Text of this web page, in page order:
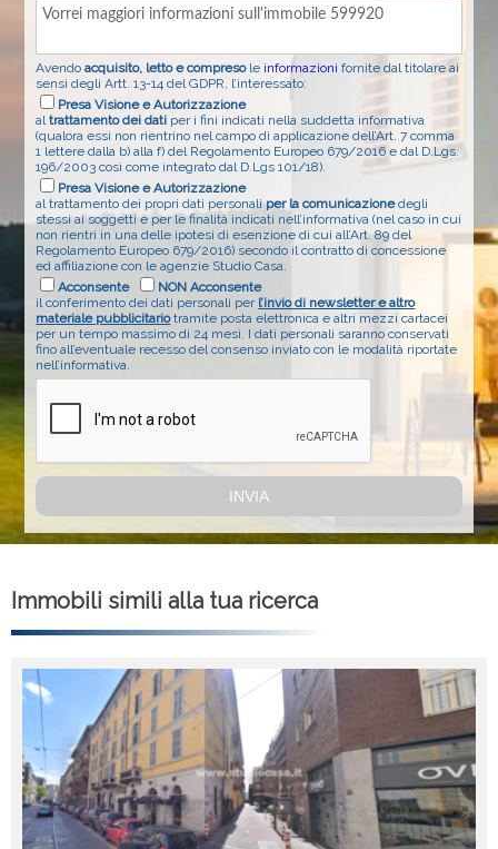
Avendoacquisito, letto e compresole informazioni fornite dal titolare ai
sensi degli Artt. 13-14 del GDPR, l’interessato:
Presa Visione e Autorizzazione
altrattamento dei dati per i fini indicati nella suddetta informativa
(qualora essi non rientrino nel campo di applicazione dell’Art. 7 comma
1 lettere dalla b) alla f) del Regolamento Europeo 679/2016 e dal D.Lgs.
196/2003 così come integrato dal D.Lgs 101/18).
Presa Visione e Autorizzazione
al trattamento dei propri dati personaliper la comunicazionedegli
stessi ai soggetti e per le finalità indicati nell’informativa (nel caso in cui
non rientri in una delle ipotesi di esenzione di cui all’Art. 89 del
Regolamento Europeo 679/2016) secondo il contratto di concessione
ed affiliazione con le agenzie Studio Casa.
Acconsente
NON Acconsente
il conferimento dei dati personali per l’invio di newsletter e altro
materiale pubblicitariotramite posta elettronica e altri mezzi cartacei
per un tempo massimo di 24 mesi. I dati personali saranno conservati
fino all’eventuale recesso del consenso inviato con le modalità riportate
nell’informativa.
Immobili simili alla tua ricerca